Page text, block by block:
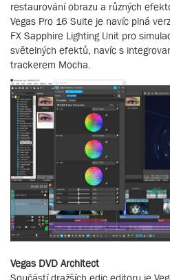
restaurování obrazu a různých
Vegas Pro 16 Suite je navíc plná
FX Sapphire Lighting Unit pro
světelných efektů, navíc s
trackerem Mocha.
Vegas DVD Architect
Součástí dražších edic editoru je